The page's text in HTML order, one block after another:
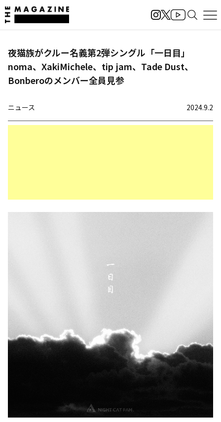
夜猫族がクルー名義第2弾シングル「一日目」
noma、XakiMichele、tip jam、Tade Dust、
Bonberoのメンバー全員見参
ニュース 2024.9.2